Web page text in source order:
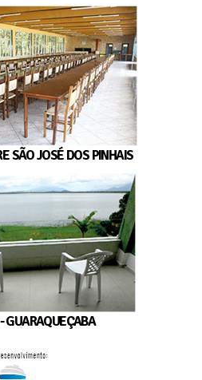
SÃO JOSÉ DOS PINHAIS
GUARAQUEÇABA